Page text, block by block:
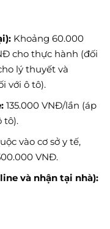
Khoảng 60.000
cho thực hành (đối
lý thuyết và
với ô tô).
135.000 VNĐ/lần (áp
tô).
vào cơ sở y tế,
VNĐ.
và nhận tại nhà):